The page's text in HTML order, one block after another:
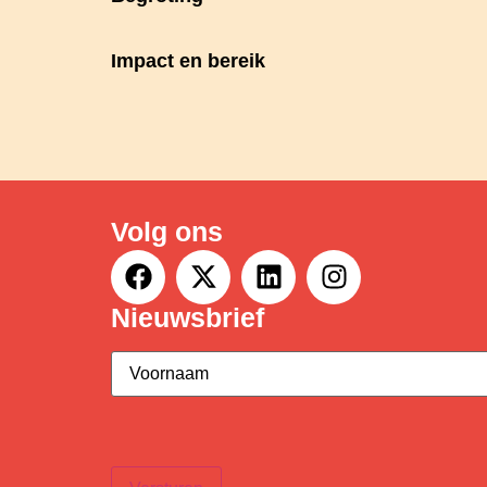
Impact en bereik
Volg ons
Nieuwsbrief
Voornaam